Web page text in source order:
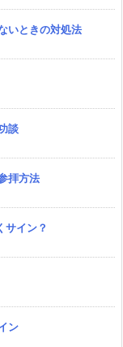
いときの対処法
談
拝方法
サイン？
ン